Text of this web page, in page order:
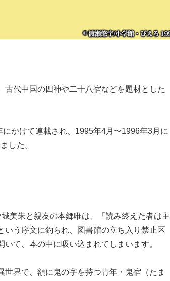
古代中国の四神や二十八宿などを題材とした
にかけて連載され、1995年4月〜1996年3月に
した。
美朱と親友の本郷唯は、「読み終えた者は主
いう序文に釣られ、図書館の立ち入り禁止区
て、本の中に吸い込まれてしまいます。
世界で、額に鬼の字を持つ青年・鬼宿（たま